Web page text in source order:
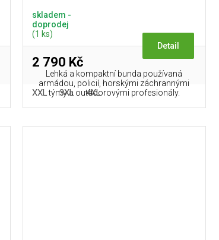
skladem -
doprodej
(1 ks)
2 790 Kč
Detail
Lehká a kompaktní bunda používaná
armádou, policií, horskými záchrannými
týmy a outdoorovými profesionály.
XXL 3XL 4XL